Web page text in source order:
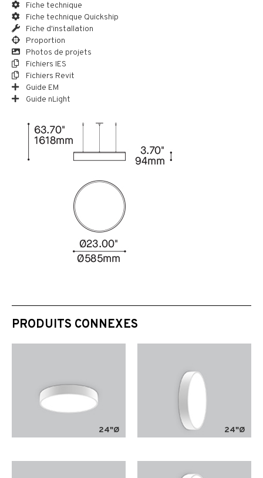
Fiche technique
Fiche technique Quickship
Fiche d'installation
Proportion
Photos de projets
Fichiers IES
Fichiers Revit
Guide EM
Guide nLight
PRODUITS CONNEXES
24"Ø 24"Ø